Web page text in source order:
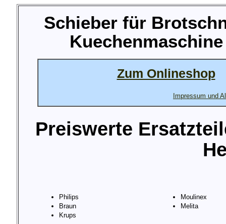
Schieber für
Zum Onlineshop
Impressum und
Preiswerte
Philips
Braun
Krups
Moulinex
Melita